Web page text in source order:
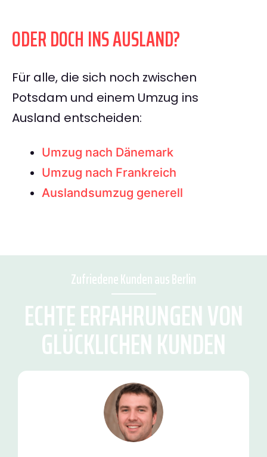
ODER DOCH INS AUSLAND?
Für alle, die sich noch zwischen
Potsdam und einem Umzug ins
Ausland entscheiden:
Umzug nach Dänemark
Umzug nach Frankreich
Auslandsumzug generell
Zufriedene Kunden aus Berlin
ECHTE ERFAHRUNGEN VON
GLÜCKLICHEN KUNDEN